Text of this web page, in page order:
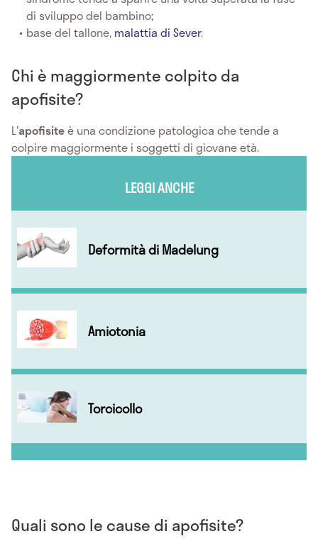
di sviluppo del bambino;
base del tallone, malattia di Sever.
Chi è maggiormente colpito da
apofisite?
L'apofisiteè una condizione patologica che tende a
colpire maggiormente i soggetti di giovane età.
LEGGI ANCHE
Deformità di Madelung
Amiotonia
Torcicollo
Quali sono le cause di apofisite?